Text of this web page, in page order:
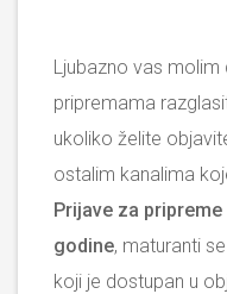
Ljubazno vas
pripremama
ukoliko želite
ostalim kanalima
Prijave za
godine, maturanti
koji je dostupan u